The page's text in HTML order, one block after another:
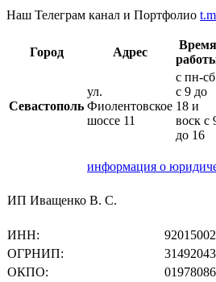
Наш Телеграм канал и Портфолио
Город Адрес
Время
Севастополь
ул.
Фиолентовское
шоссе 11
с пн-сб
с 9 до
18 и
воск с
до 16
информация о
ИП Иващенко В. С.
ИНН:
ОГРНИП:
ОКПО: